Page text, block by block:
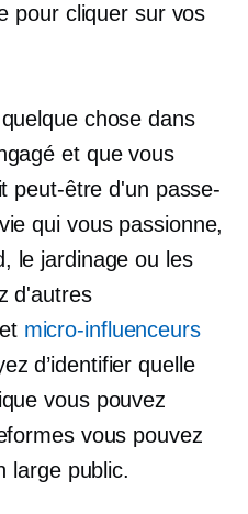
pour cliquer sur vos
chose dans
et que vous
peut-être d'un passe-
qui vous passionne,
le jardinage ou les
d'autres
micro-influenceurs
d’identifier quelle
vous pouvez
vous pouvez
large public.